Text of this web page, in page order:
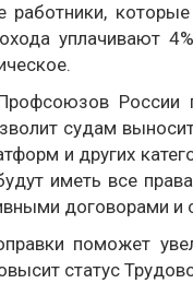
работники,
уплачивают
России
судам
и других
иметь все
договорами и
поможет
статус